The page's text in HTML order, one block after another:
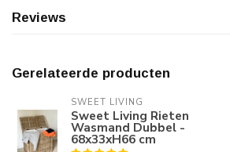
Reviews
Gerelateerde producten
SWEET LIVING
Sweet Living Rieten
Wasmand Dubbel -
68x33xH66 cm